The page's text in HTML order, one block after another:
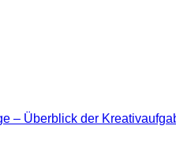
– Überblick der